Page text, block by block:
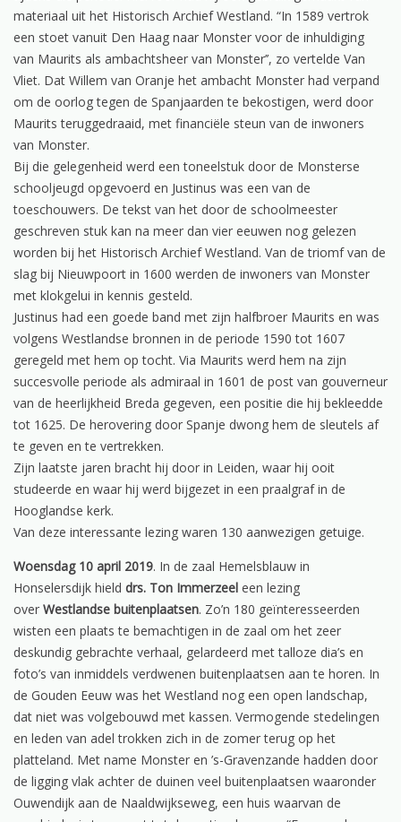
materiaal uit het Historisch Archief Westland. “In 1589 vertrok
een stoet vanuit Den Haag naar Monster voor de inhuldiging
van Maurits als ambachtsheer van Monster’’, zo vertelde Van
Vliet. Dat Willem van Oranje het ambacht Monster had verpand
om de oorlog tegen de Spanjaarden te bekostigen, werd door
Maurits teruggedraaid, met financiële steun van de inwoners
van Monster.
Bij die gelegenheid werd een toneelstuk door de Monsterse
schooljeugd opgevoerd en Justinus was een van de
toeschouwers. De tekst van het door de schoolmeester
geschreven stuk kan na meer dan vier eeuwen nog gelezen
worden bij het Historisch Archief Westland. Van de triomf van de
slag bij Nieuwpoort in 1600 werden de inwoners van Monster
met klokgelui in kennis gesteld.
Justinus had een goede band met zijn halfbroer Maurits en was
volgens Westlandse bronnen in de periode 1590 tot 1607
geregeld met hem op tocht. Via Maurits werd hem na zijn
succesvolle periode als admiraal in 1601 de post van gouverneur
van de heerlijkheid Breda gegeven, een positie die hij bekleedde
tot 1625. De herovering door Spanje dwong hem de sleutels af
te geven en te vertrekken.
Zijn laatste jaren bracht hij door in Leiden, waar hij ooit
studeerde en waar hij werd bijgezet in een praalgraf in de
Hooglandse kerk.
Van deze interessante lezing waren 130 aanwezigen getuige.
Woensdag 10 april 2019. In de zaal Hemelsblauw in
Honselersdijk hield drs. Ton Immerzeel een lezing
over Westlandse buitenplaatsen. Zo’n 180 geïnteresseerden
wisten een plaats te bemachtigen in de zaal om het zeer
deskundig gebrachte verhaal, gelardeerd met talloze dia’s en
foto’s van inmiddels verdwenen buitenplaatsen aan te horen. In
de Gouden Eeuw was het Westland nog een open landschap,
dat niet was volgebouwd met kassen. Vermogende stedelingen
en leden van adel trokken zich in de zomer terug op het
platteland. Met name Monster en ’s-Gravenzande hadden door
de ligging vlak achter de duinen veel buitenplaatsen waaronder
Ouwendijk aan de Naaldwijkseweg, een huis waarvan de